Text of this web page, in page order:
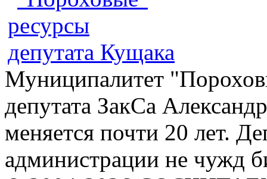
Муниципалитет
депутата ЗакСа
меняется почти 20 лет.
администрации не чужд